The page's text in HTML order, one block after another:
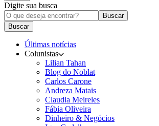
Digite sua busca
Buscar
Buscar
Últimas notícias
Colunistas
Lilian Tahan
Blog do Noblat
Carlos Carone
Andreza Matais
Claudia Meireles
Fábia Oliveira
Dinheiro & Negócios